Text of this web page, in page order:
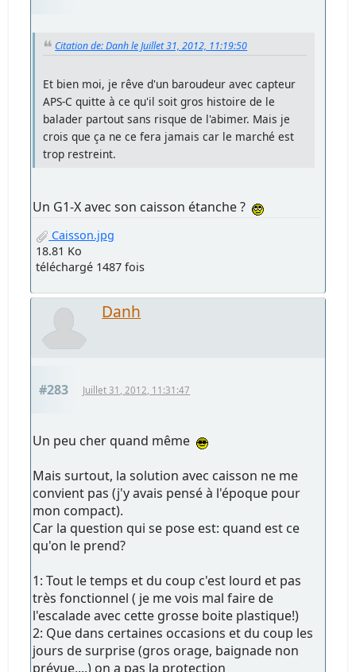
Citation de: Danh le Juillet 31, 2012, 11:19:50
Et bien moi, je rêve d'un baroudeur avec capteur
APS-C quitte à ce qu'il soit gros histoire de le
balader partout sans risque de l'abimer. Mais je
crois que ça ne ce fera jamais car le marché est
trop restreint.
Un G1-X avec son caisson étanche ?
Caisson.jpg
18.81 Ko
téléchargé 1487 fois
Danh
#283 Juillet 31, 2012, 11:31:47
Un peu cher quand même
Mais surtout, la solution avec caisson ne me
convient pas (j'y avais pensé à l'époque pour
mon compact).
Car la question qui se pose est: quand est ce
qu'on le prend?
1: Tout le temps et du coup c'est lourd et pas
très fonctionnel ( je me vois mal faire de
l'escalade avec cette grosse boite plastique!)
2: Que dans certaines occasions et du coup les
jours de surprise (gros orage, baignade non
prévue,...) on a pas la protection